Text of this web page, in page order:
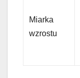
Miarka
wzrostu